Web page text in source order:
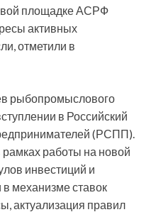
площадке АСРФ
активных
отметили в
рыбопромыслового
в Российский
(РСПП).
работы на новой
инвестиций и
механизме ставок
актуализация правил